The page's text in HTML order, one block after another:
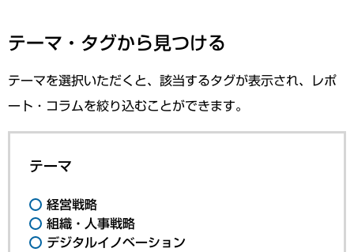
テーマ・タグから見つける
テーマを選択いただくと、該当するタグが表示され、レポ
ート・コラムを絞り込むことができます。
テーマ
経営戦略
組織・人事戦略
デジタルイノベーション